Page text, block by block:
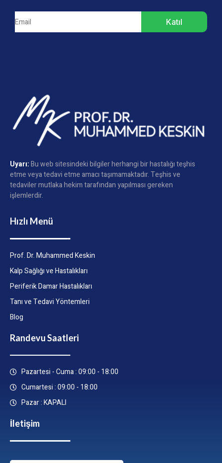
Katıl
Uyarı:Bu web sitesindeki bilgiler herhangi bir hastalığı teşhis
etme veya tedavi etme amacı taşımamaktadır. Teşhis ve
tedaviler mutlaka hekim tarafından yapılması gereken
işlemlerdir.
Hızlı Menü
Prof. Dr. Muhammed Keskin
Kalp Sağlığı ve Hastalıkları
Periferik Damar Hastalıkları
Tanı ve Tedavi Yöntemleri
Blog
Randevu Saatleri
Pazartesi - Cuma : 09:00 - 18:00
Cumartesi : 09:00 - 18:00
Pazar : KAPALI
İletişim